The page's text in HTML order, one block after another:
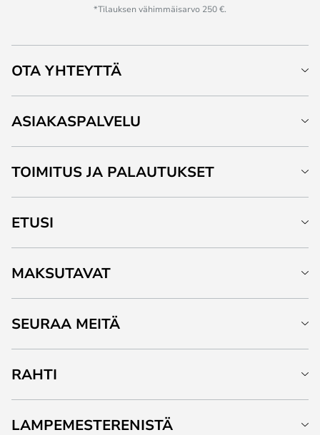
*Tilauksen vähimmäisarvo 250 €.
OTA YHTEYTTÄ
ASIAKASPALVELU
TOIMITUS JA PALAUTUKSET
ETUSI
MAKSUTAVAT
SEURAA MEITÄ
RAHTI
LAMPEMESTERENISTÄ